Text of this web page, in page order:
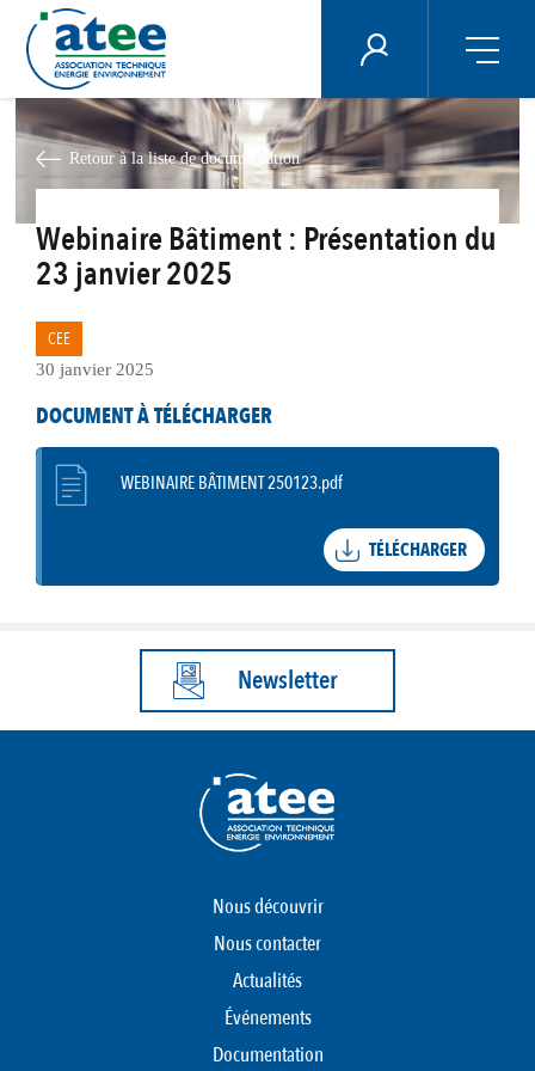
au
contenu
principal
ÉNERGIE PLUS
Retour à la liste de documentation
Webinaire Bâtiment : Présentation du
23 janvier 2025
CEE
30 janvier 2025
DOCUMENT À TÉLÉCHARGER
WEBINAIRE BÂTIMENT 250123.pdf
TÉLÉCHARGER
Newsletter
Nous découvrir
Nous contacter
Actualités
Événements
Documentation
Panneau de gestion des cookies